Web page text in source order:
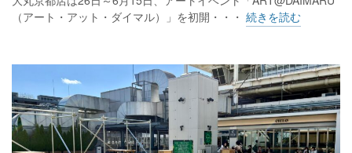
（アート・アット・ダイマル）」を初開・・・ 続きを読む